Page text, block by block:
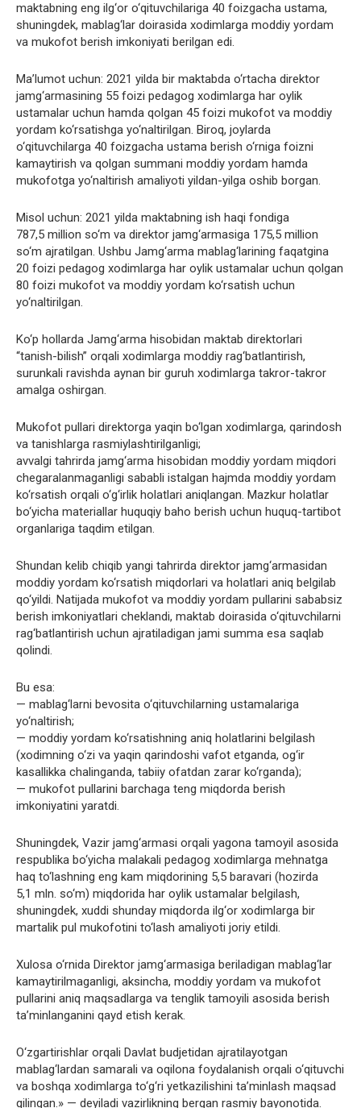
maktabning eng ilg‘or o‘qituvchilariga 40 foizgacha ustama,
shuningdek, mablag‘lar doirasida xodimlarga moddiy yordam
va mukofot berish imkoniyati berilgan edi.
Ma’lumot uchun: 2021 yilda bir maktabda o‘rtacha direktor
jamg‘armasining 55 foizi pedagog xodimlarga har oylik
ustamalar uchun hamda qolgan 45 foizi mukofot va moddiy
yordam ko‘rsatishga yo‘naltirilgan. Biroq, joylarda
o‘qituvchilarga 40 foizgacha ustama berish o‘rniga foizni
kamaytirish va qolgan summani moddiy yordam hamda
mukofotga yo‘naltirish amaliyoti yildan-yilga oshib borgan.
Misol uchun: 2021 yilda maktabning ish haqi fondiga
787,5 million so‘m va direktor jamg‘armasiga 175,5 million
so‘m ajratilgan. Ushbu Jamg‘arma mablag‘larining faqatgina
20 foizi pedagog xodimlarga har oylik ustamalar uchun qolgan
80 foizi mukofot va moddiy yordam ko‘rsatish uchun
yo‘naltirilgan.
Ko‘p hollarda Jamg‘arma hisobidan maktab direktorlari
“tanish-bilish” orqali xodimlarga moddiy rag‘batlantirish,
surunkali ravishda aynan bir guruh xodimlarga takror-takror
amalga oshirgan.
Mukofot pullari direktorga yaqin bo‘lgan xodimlarga, qarindosh
va tanishlarga rasmiylashtirilganligi;
avvalgi tahrirda jamg‘arma hisobidan moddiy yordam miqdori
chegaralanmaganligi sababli istalgan hajmda moddiy yordam
ko‘rsatish orqali o‘g‘irlik holatlari aniqlangan. Mazkur holatlar
bo‘yicha materiallar huquqiy baho berish uchun huquq-tartibot
organlariga taqdim etilgan.
Shundan kelib chiqib yangi tahrirda direktor jamg‘armasidan
moddiy yordam ko‘rsatish miqdorlari va holatlari aniq belgilab
qo‘yildi. Natijada mukofot va moddiy yordam pullarini sababsiz
berish imkoniyatlari cheklandi, maktab doirasida o‘qituvchilarni
rag‘batlantirish uchun ajratiladigan jami summa esa saqlab
qolindi.
Bu esa:
— mablag‘larni bevosita o‘qituvchilarning ustamalariga
yo‘naltirish;
— moddiy yordam ko‘rsatishning aniq holatlarini belgilash
(xodimning o‘zi va yaqin qarindoshi vafot etganda, og‘ir
kasallikka chalinganda, tabiiy ofatdan zarar ko‘rganda);
— mukofot pullarini barchaga teng miqdorda berish
imkoniyatini yaratdi.
Shuningdek, Vazir jamg‘armasi orqali yagona tamoyil asosida
respublika bo‘yicha malakali pedagog xodimlarga mehnatga
haq to‘lashning eng kam miqdorining 5,5 baravari (hozirda
5,1 mln. so‘m) miqdorida har oylik ustamalar belgilash,
shuningdek, xuddi shunday miqdorda ilg‘or xodimlarga bir
martalik pul mukofotini to‘lash amaliyoti joriy etildi.
Xulosa o‘rnida Direktor jamg‘armasiga beriladigan mablag‘lar
kamaytirilmaganligi, aksincha, moddiy yordam va mukofot
pullarini aniq maqsadlarga va tenglik tamoyili asosida berish
ta’minlanganini qayd etish kerak.
O‘zgartirishlar orqali Davlat budjetidan ajratilayotgan
mablag‘lardan samarali va oqilona foydalanish orqali o‘qituvchi
va boshqa xodimlarga to‘g‘ri yetkazilishini ta’minlash maqsad
qilingan.» — deyiladi vazirlikning bergan rasmiy bayonotida.